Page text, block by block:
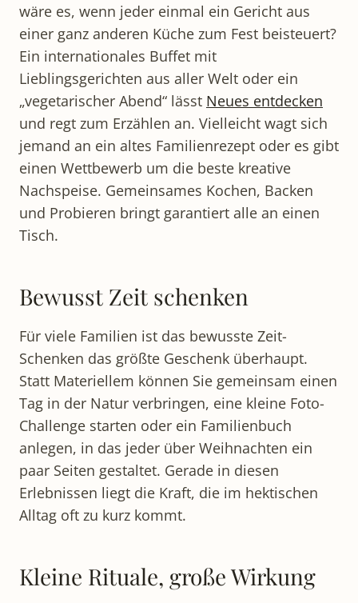
wäre es, wenn jeder einmal ein Gericht aus
einer ganz anderen Küche zum Fest beisteuert?
Ein internationales Buffet mit
Lieblingsgerichten aus aller Welt oder ein
„vegetarischer Abend“ lässt Neues entdecken
und regt zum Erzählen an. Vielleicht wagt sich
jemand an ein altes Familienrezept oder es gibt
einen Wettbewerb um die beste kreative
Nachspeise. Gemeinsames Kochen, Backen
und Probieren bringt garantiert alle an einen
Tisch.​
Bewusst Zeit schenken
Für viele Familien ist das bewusste Zeit-
Schenken das größte Geschenk überhaupt.
Statt Materiellem können Sie gemeinsam einen
Tag in der Natur verbringen, eine kleine Foto-
Challenge starten oder ein Familienbuch
anlegen, in das jeder über Weihnachten ein
paar Seiten gestaltet. Gerade in diesen
Erlebnissen liegt die Kraft, die im hektischen
Alltag oft zu kurz kommt.
Kleine Rituale, große Wirkung